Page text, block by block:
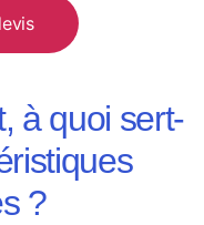
à quoi sert-
?